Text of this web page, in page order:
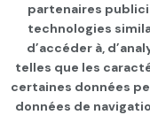
vaccins), et
sont nécessaires
caractéristiques.
première fois en
signalé dans
partenaires
technologies
d’accéder à,
telles que les
certaines données
données de